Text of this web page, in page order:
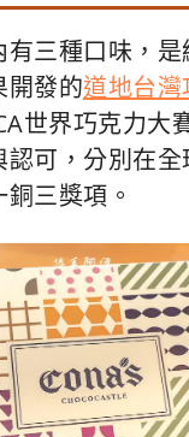
三種口味，
開發的道地台灣
世界巧克力大
可，分別在全
三獎項。